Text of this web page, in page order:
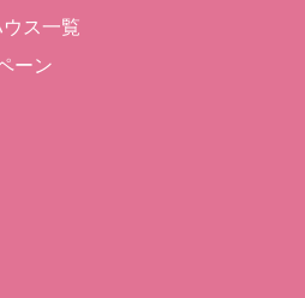
ス一覧
ーン